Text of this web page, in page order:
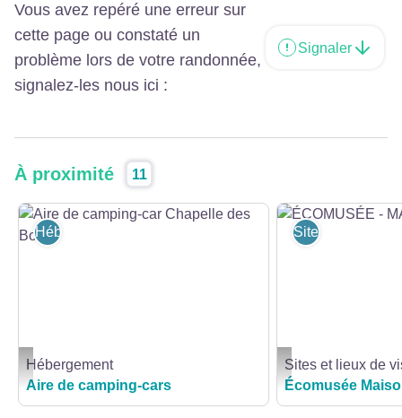
Vous avez repéré une erreur sur
cette page ou constaté un
problème lors de votre randonnée,
signalez-les nous ici :
Signaler
À proximité 11
Aire de camping-car Chapelle des Bois - Aire de camping-car Chapelle des
Hébergement
Hébergement
Aire de camping-cars
ÉCOMUSÉE -
Sites et lieux de
Sites et lieux de
Écomusée